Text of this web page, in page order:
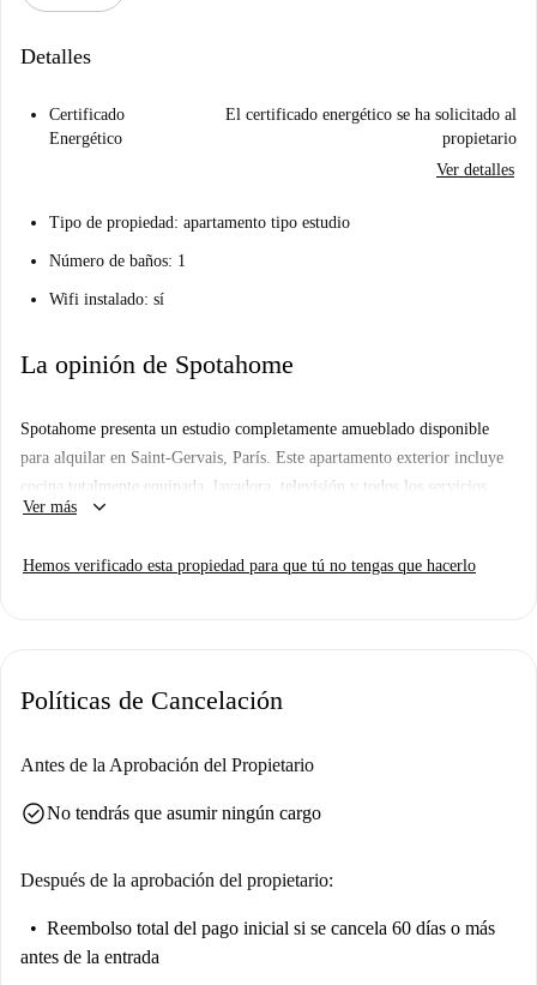
Detalles
Certificado
Energético
El certificado energético se ha solicitado al
propietario
Ver detalles
Tipo de propiedad: apartamento tipo estudio
Número de baños: 1
Wifi instalado: sí
La opinión de Spotahome
Spotahome presenta un estudio completamente amueblado disponible
para alquilar en Saint-Gervais, París. Este apartamento exterior incluye
cocina totalmente equipada, lavadora, televisión y todos los servicios
(agua, electricidad, gas y wifi) están incluidos en el alquiler. Parejas,
Spotahome ha revisado personalmente este alojamiento.
Fresque Portrait Rouge, el Jardín del Hotel de Sully y la Place des
Ver más keyboard_arrow_down
Hemos verificado esta propiedad para que tú no tengas que hacerlo
Políticas de Cancelación
Antes de la Aprobación del Propietario
check_circleNo tendrás que asumir ningún cargo
Después de la aprobación del propietario:
Reembolso total del pago inicial si se cancela 60 días o más
antes de la entrada